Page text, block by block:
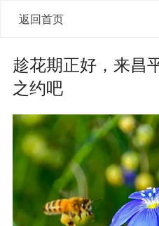
返回首页
趁花期正好，来昌
之约吧